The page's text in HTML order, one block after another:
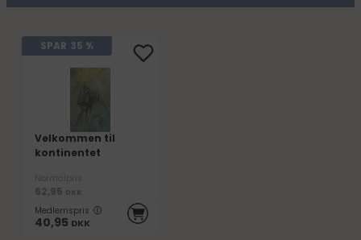
SPAR 35 %
Velkommen til
kontinentet
Normalpris
62,95 DKK
Medlemspris
40,95 DKK